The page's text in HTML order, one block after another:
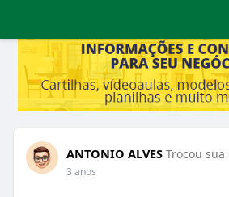
ANTONIO ALVES Trocou
3 anos